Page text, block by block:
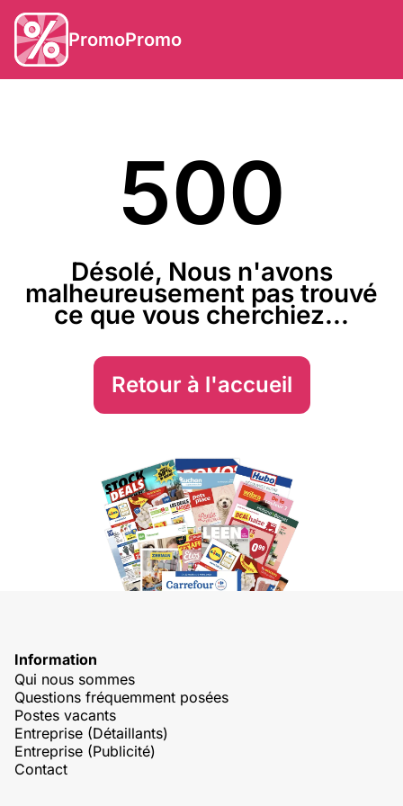
PromoPromo
500
Désolé, Nous n'avons
malheureusement pas trouvé
ce que vous cherchiez...
Retour à l'accueil
Information
Qui nous sommes
Questions fréquemment posées
Postes vacants
Entreprise (Détaillants)
Entreprise (Publicité)
Contact